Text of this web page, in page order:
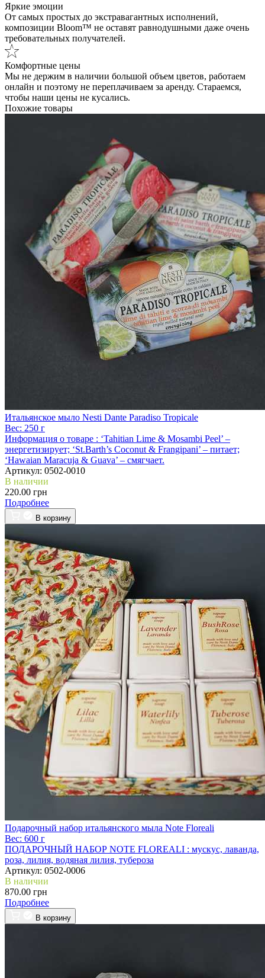
Яркие эмоции
От самых простых до экстравагантных исполнений,
композиции Bloom™ не оставят равнодушными даже очень
требовательных получателей.
Комфортные цены
Мы не держим в наличии большой объем цветов, работаем
онлайн и поэтому не переплачиваем за аренду. Стараемся,
чтобы наши цены не кусались.
Похожие товары
Итальянское мыло Nesti Dante Paradiso Tropicale
Вес: 250 г
Информация о товаре : ‘Tahitian Lime & Mosambi Peel’ –
энергетизирует; ‘St.Barth’s Coconut & Frangipani’ – питает;
‘Hawaian Maracuja & Guava’ – смягчает.
Артикул: 0502-0010
В наличии
220.00 грн
Подробнее
В корзину
Подарочный набор итальянского мыла Note Floreali
Вес: 600 г
ПОДАРОЧНЫЙ НАБОР NOTE FLOREALI : мускус, лаванда,
роза, лилия, водяная лилия, тубероза
Артикул: 0502-0006
В наличии
870.00 грн
Подробнее
В корзину